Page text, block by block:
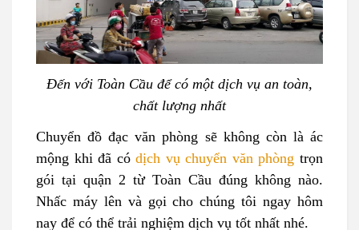
Đến với Toàn Cầu để có một dịch vụ an toàn,
chất lượng nhất
Chuyển đồ đạc văn phòng sẽ không còn là ác
mộng khi đã códịch vụ chuyển văn phòng trọn
gói tại quận 2 từ Toàn Cầu đúng không nào.
Nhấc máy lên và gọi cho chúng tôi ngay hôm
nay để có thể trải nghiệm dịch vụ tốt nhất nhé.